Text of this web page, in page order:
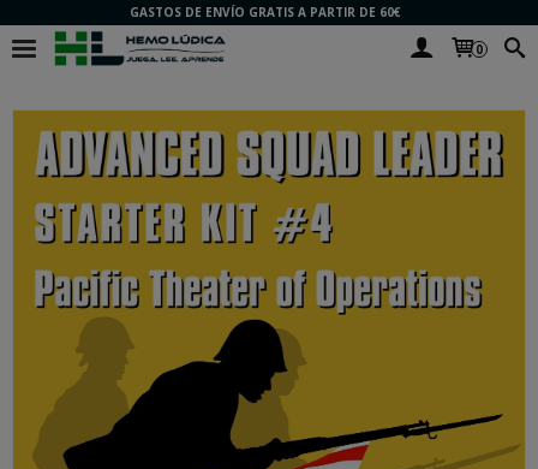
GASTOS DE ENVÍO GRATIS A PARTIR DE 60€
0